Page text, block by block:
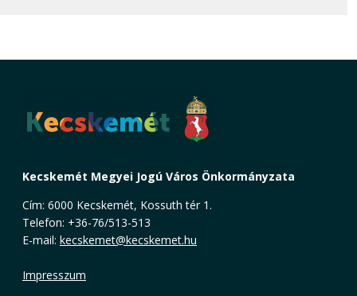
Kecskemét Megyei Jogú Város Önkormányzata
Cím: 6000 Kecskemét, Kossuth tér 1.
Telefon: +36-76/513-513
E-mail: kecskemet@kecskemet.hu
Impresszum